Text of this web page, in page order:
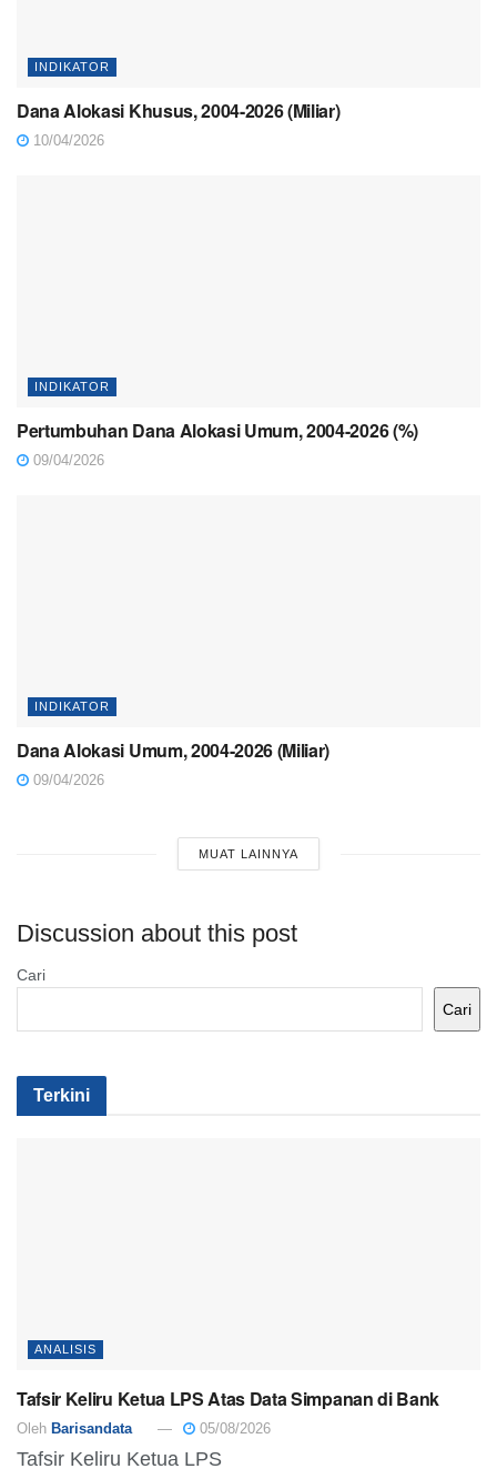
INDIKATOR
Dana Alokasi Khusus, 2004-2026 (Miliar)
10/04/2026
INDIKATOR
Pertumbuhan Dana Alokasi Umum, 2004-2026 (%)
09/04/2026
INDIKATOR
Dana Alokasi Umum, 2004-2026 (Miliar)
09/04/2026
MUAT LAINNYA
Discussion about this post
Cari
Cari
Terkini
ANALISIS
Tafsir Keliru Ketua LPS Atas Data Simpanan di Bank
Oleh Barisandata 05/08/2026
Tafsir Keliru Ketua LPS